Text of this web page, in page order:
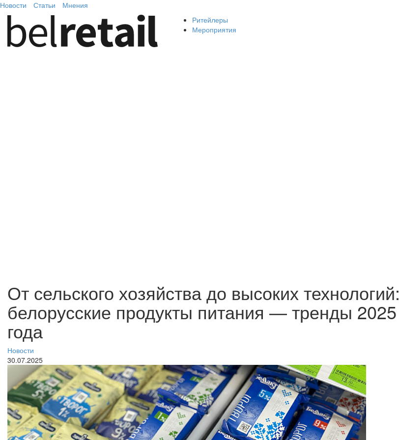
Новости Статьи Мнения
Ритейлеры
Мероприятия
От сельского хозяйства до высоких технологий:
белорусские продукты питания — тренды 2025
года
Новости
30.07.2025